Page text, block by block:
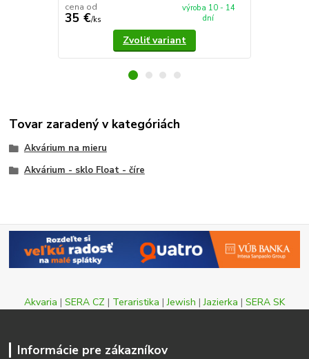
cena od
35 €/ks
výroba 10 - 14
dní
Zvoliť variant
Tovar zaradený v kategóriách
Akvárium na mieru
Akvárium - sklo Float - číre
Akvaria | SERA CZ | Teraristika |Jewish |Jazierka | SERA SK
Informácie pre zákazníkov